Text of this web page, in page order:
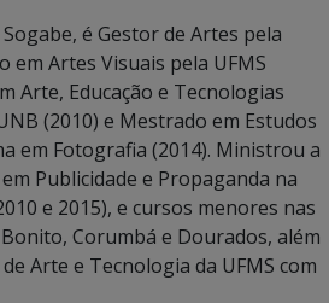
é Gestor de Artes pela
em Artes Visuais pela UFMS
Arte, Educação e Tecnologias
(2010) e Mestrado em Estudos
em Fotografia (2014). Ministrou a
Publicidade e Propaganda na
e 2015), e cursos menores nas
Corumbá e Dourados, além
Arte e Tecnologia da UFMS com